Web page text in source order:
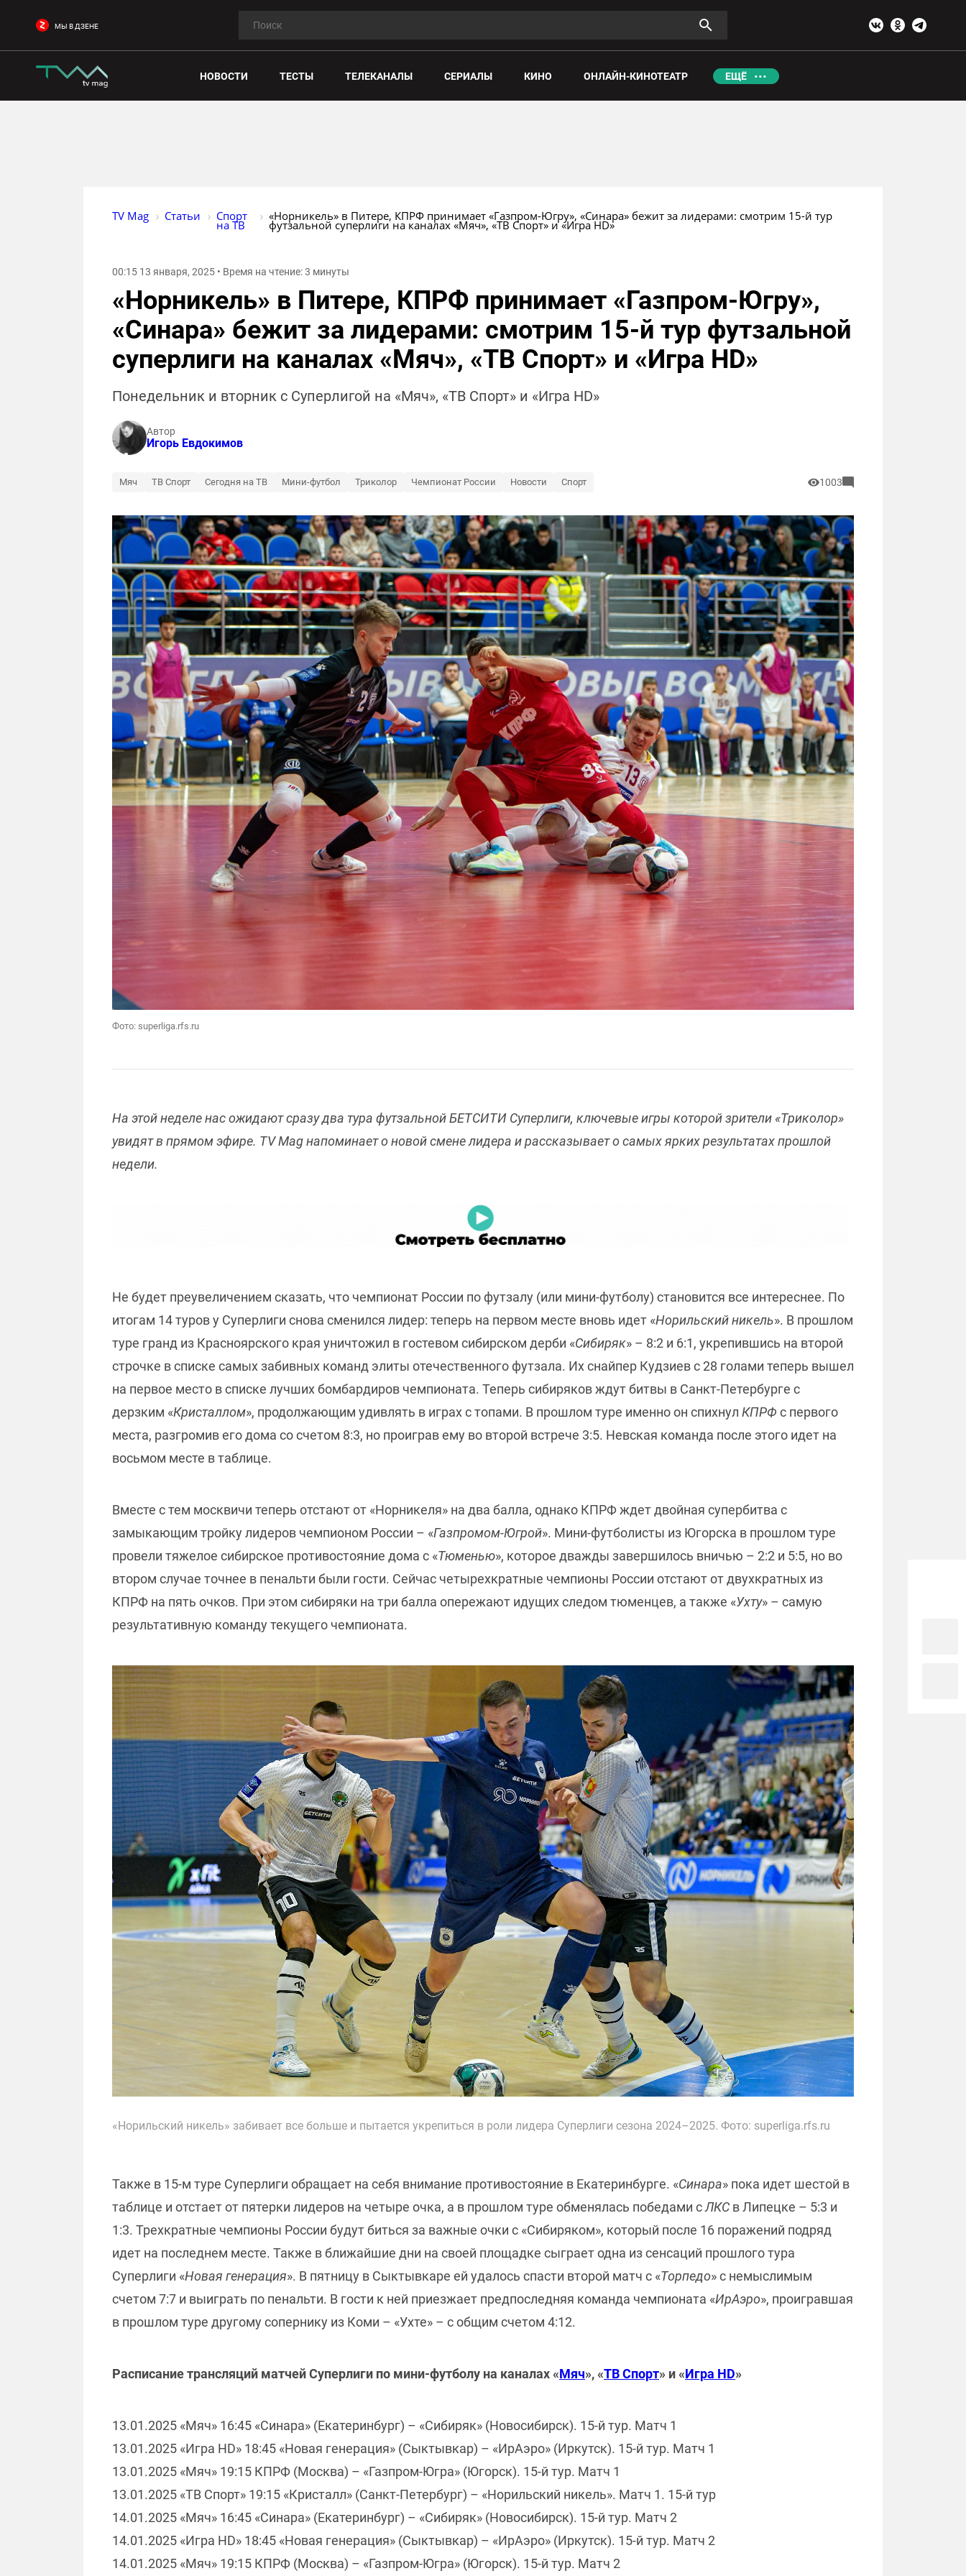
МЫ В ДЗЕНЕ
НОВОСТИ ТЕСТЫ ТЕЛЕКАНАЛЫ СЕРИАЛЫ КИНО ОНЛАЙН-КИНОТЕАТР ЕЩЁ
TV Mag Статьи Спорт
на ТВ
«Норникель» в Питере, КПРФ принимает «Газпром-Югру», «Синара» бежит за лидерами: смотрим 15-й тур
футзальной суперлиги на каналах «Мяч», «ТВ Спорт» и «Игра HD»
00:15 13 января, 2025 • Время на чтение: 3 минуты
«Норникель» в Питере, КПРФ принимает «Газпром-Югру»,
«Синара» бежит за лидерами: смотрим 15-й тур футзальной
суперлиги на каналах «Мяч», «ТВ Спорт» и «Игра HD»
Понедельник и вторник с Суперлигой на «Мяч», «ТВ Спорт» и «Игра HD»
Автор
Игорь Евдокимов
Мяч ТВ Спорт Сегодня на ТВ Мини-футбол Триколор Чемпионат России Новости Спорт 1003
Фото: superliga.rfs.ru
На этой неделе нас ожидают сразу два тура футзальной БЕТСИТИ Суперлиги, ключевые игры которой зрители «Триколор»
увидят в прямом эфире. TV Mag напоминает о новой смене лидера и рассказывает о самых ярких результатах прошлой
недели.
Не будет преувеличением сказать, что чемпионат России по футзалу (или мини-футболу) становится все интереснее. По
итогам 14 туров у Суперлиги снова сменился лидер: теперь на первом месте вновь идет «Норильский никель». В прошлом
туре гранд из Красноярского края уничтожил в гостевом сибирском дерби «Сибиряк» – 8:2 и 6:1, укрепившись на второй
строчке в списке самых забивных команд элиты отечественного футзала. Их снайпер Кудзиев с 28 голами теперь вышел
на первое место в списке лучших бомбардиров чемпионата. Теперь сибиряков ждут битвы в Санкт-Петербурге с
дерзким «Кристаллом», продолжающим удивлять в играх с топами. В прошлом туре именно он спихнул КПРФ с первого
места, разгромив его дома со счетом 8:3, но проиграв ему во второй встрече 3:5. Невская команда после этого идет на
восьмом месте в таблице.
Вместе с тем москвичи теперь отстают от «Норникеля» на два балла, однако КПРФ ждет двойная супербитва с
замыкающим тройку лидеров чемпионом России – «Газпромом-Югрой». Мини-футболисты из Югорска в прошлом туре
провели тяжелое сибирское противостояние дома с «Тюменью», которое дважды завершилось вничью – 2:2 и 5:5, но во
втором случае точнее в пенальти были гости. Сейчас четырехкратные чемпионы России отстают от двухкратных из
КПРФ на пять очков. При этом сибиряки на три балла опережают идущих следом тюменцев, а также «Ухту» – самую
результативную команду текущего чемпионата.
«Норильский никель» забивает все больше и пытается укрепиться в роли лидера Суперлиги сезона 2024–2025. Фото: superliga.rfs.ru
Также в 15-м туре Суперлиги обращает на себя внимание противостояние в Екатеринбурге. «Синара» пока идет шестой в
таблице и отстает от пятерки лидеров на четыре очка, а в прошлом туре обменялась победами сЛКС в Липецке – 5:3 и
1:3. Трехкратные чемпионы России будут биться за важные очки с «Сибиряком», который после 16 поражений подряд
идет на последнем месте. Также в ближайшие дни на своей площадке сыграет одна из сенсаций прошлого тура
Суперлиги «Новая генерация». В пятницу в Сыктывкаре ей удалось спасти второй матч с «Торпедо» с немыслимым
счетом 7:7 и выиграть по пенальти. В гости к ней приезжает предпоследняя команда чемпионата «ИрАэро», проигравшая
в прошлом туре другому сопернику из Коми – «Ухте» – с общим счетом 4:12.
Расписание трансляций матчей Суперлиги по мини-футболу на каналах «Мяч», «ТВ Спорт» и «Игра HD»
13.01.2025 «Мяч» 16:45 «Синара» (Екатеринбург) – «Сибиряк» (Новосибирск). 15-й тур. Матч 1
13.01.2025 «Игра HD» 18:45 «Новая генерация» (Сыктывкар) – «ИрАэро» (Иркутск). 15-й тур. Матч 1
13.01.2025 «Мяч» 19:15 КПРФ (Москва) – «Газпром-Югра» (Югорск). 15-й тур. Матч 1
13.01.2025 «ТВ Спорт» 19:15 «Кристалл» (Санкт-Петербург) – «Норильский никель». Матч 1. 15-й тур
14.01.2025 «Мяч» 16:45 «Синара» (Екатеринбург) – «Сибиряк» (Новосибирск). 15-й тур. Матч 2
14.01.2025 «Игра HD» 18:45 «Новая генерация» (Сыктывкар) – «ИрАэро» (Иркутск). 15-й тур. Матч 2
14.01.2025 «Мяч» 19:15 КПРФ (Москва) – «Газпром-Югра» (Югорск). 15-й тур. Матч 2